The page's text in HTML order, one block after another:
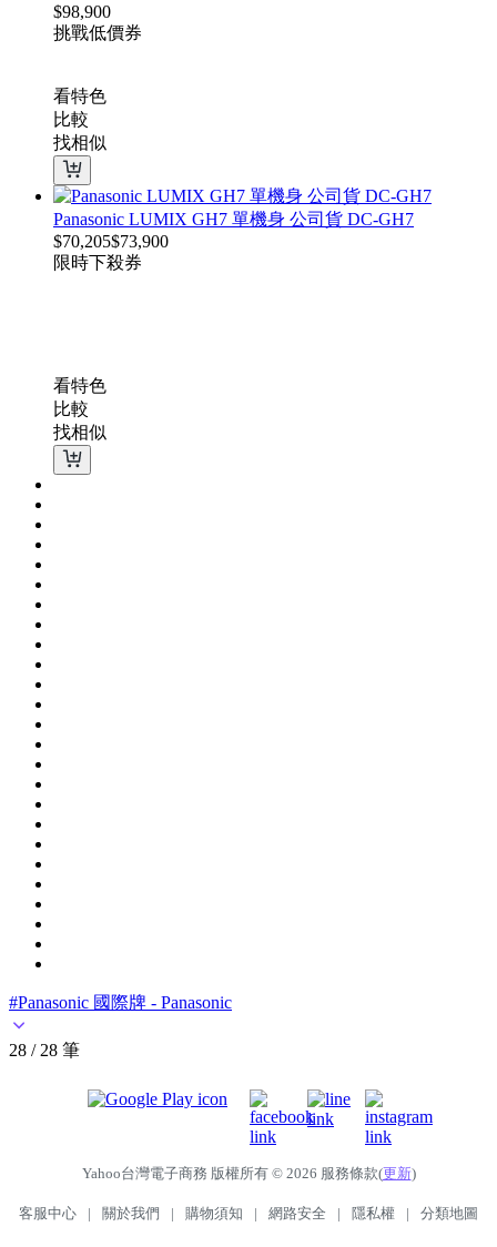
$98,900
挑戰低價券
看特色
比較
找相似
Panasonic LUMIX GH7 單機身 公司貨 DC-GH7
$70,205$73,900
限時下殺券
看特色
比較
找相似
#Panasonic 國際牌 - Panasonic
28 / 28 筆
Yahoo台灣電子商務 版權所有 © 2026 服務條款(更新)
客服中心 | 關於我們 | 購物須知 | 網路安全 | 隱私權 | 分類地圖